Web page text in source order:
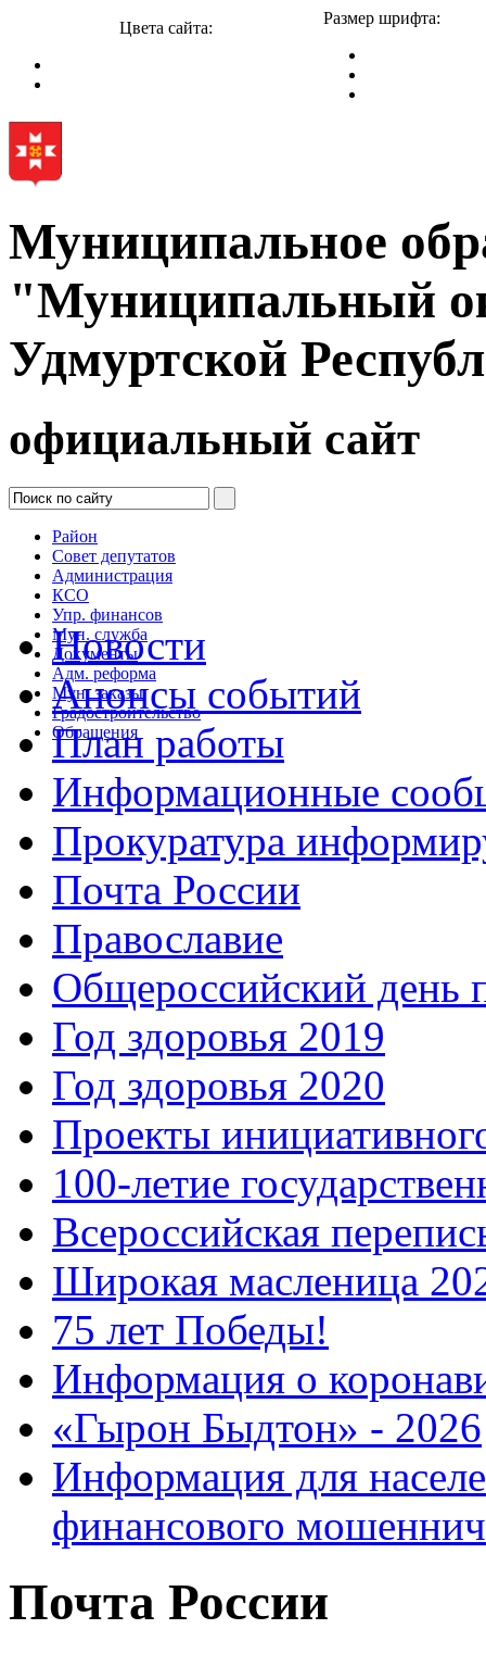
Цвета сайта:
Размер шрифта:
Муниципальное
"Муниципальный
Удмуртской
официальный сайт
Район
Совет депутатов
Администрация
КСО
Упр. финансов
Мун. служба
Документы
Адм. реформа
Мун. заказы
Градостроительство
Обращения
Новости
Анонсы событий
План работы
Информационные
Прокуратура
Почта России
Православие
Общероссийский день
Год здоровья 2019
Год здоровья 2020
Проекты
100-летие
Всероссийская
Широкая масленица
75 лет Победы!
Информация о
«Гырон Быдтон» - 2026
Информация для
финансового
Почта России